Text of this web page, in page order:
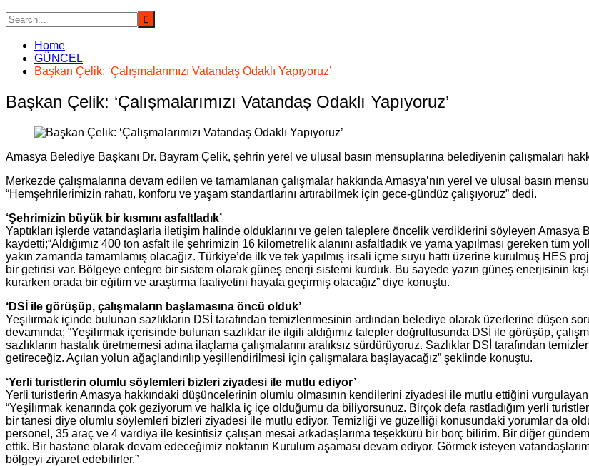
Home
GÜNCEL
Başkan Çelik: ‘Çalışmalarımızı Vatandaş Odaklı Yapıyoruz’
Başkan Çelik: ‘Çalışmalarımızı Vatandaş Odaklı Yapıyoruz’
Amasya Belediye Başkanı Dr. Bayram Çelik, şehrin yerel ve ulusal basın mensuplarına belediyenin çalışmaları
Merkezde çalışmalarına devam edilen ve tamamlanan çalışmalar hakkında Amasya’nın yerel ve ulusal basın
“Hemşehrilerimizin rahatı, konforu ve yaşam standartlarını artırabilmek için gece-gündüz çalışıyoruz” dedi.
‘Şehrimizin büyük bir kısmını asfaltladık’
Yaptıkları işlerde vatandaşlarla iletişim halinde olduklarını ve gelen taleplere öncelik verdiklerini söyleyen Amasya
kaydetti;“Aldığımız 400 ton asfalt ile şehrimizin 16 kilometrelik alanını asfaltladık ve yama yapılması gereken tüm
yakın zamanda tamamlamış olacağız. Türkiye’de ilk ve tek yapılmış irsali içme suyu hattı üzerine kurulmuş HES
bir getirisi var. Bölgeye entegre bir sistem olarak güneş enerji sistemi kurduk. Bu sayede yazın güneş enerjisinin
kurarken orada bir eğitim ve araştırma faaliyetini hayata geçirmiş olacağız” diye konuştu.
‘DSİ ile görüşüp, çalışmaların başlamasına öncü olduk’
Yeşilırmak içinde bulunan sazlıkların DSİ tarafından temizlenmesinin ardından belediye olarak üzerlerine düşen
devamında; “Yeşilırmak içerisinde bulunan sazlıklar ile ilgili aldığımız talepler doğrultusunda DSİ ile görüşüp,
sazlıkların hastalık üretmemesi adına ilaçlama çalışmalarını aralıksız sürdürüyoruz. Sazlıklar DSİ tarafından
getireceğiz. Açılan yolun ağaçlandırılıp yeşillendirilmesi için çalışmalara başlayacağız” şeklinde konuştu.
‘Yerli turistlerin olumlu söylemleri bizleri ziyadesi ile mutlu ediyor’
Yerli turistlerin Amasya hakkındaki düşüncelerinin olumlu olmasının kendilerini ziyadesi ile mutlu ettiğini
“Yeşilırmak kenarında çok geziyorum ve halkla iç içe olduğumu da biliyorsunuz. Birçok defa rastladığım yerli
bir tanesi diye olumlu söylemleri bizleri ziyadesi ile mutlu ediyor. Temizliği ve güzelliği konusundaki yorumlar da
personel, 35 araç ve 4 vardiya ile kesintisiz çalışan mesai arkadaşlarıma teşekkürü bir borç bilirim. Bir diğer
ettik. Bir hastane olarak devam edeceğimiz noktanın Kurulum aşaması devam ediyor. Görmek isteyen
bölgeyi ziyaret edebilirler.”